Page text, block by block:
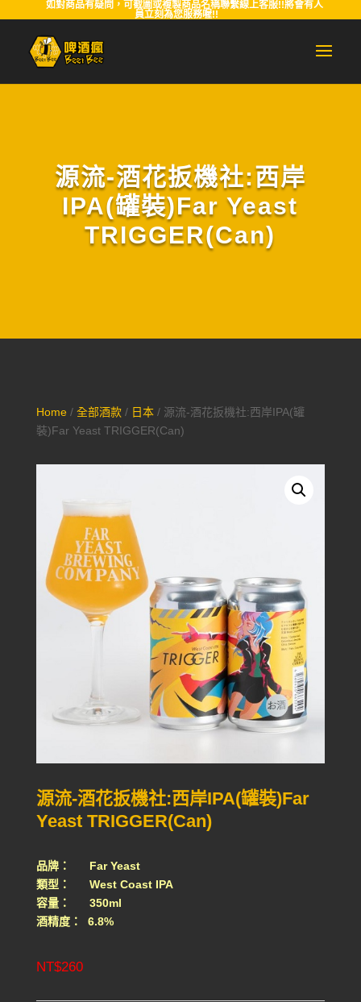
如對商品有疑問，可截圖或複製商品名稱聯繫線上客服!!將會有人
員立刻為您服務喔!!
源流-酒花扳機社:西岸
IPA(罐裝)Far Yeast
TRIGGER(Can)
Home/ 全部酒款/ 日本/ 源流-酒花扳機社:西岸IPA(罐
裝)Far Yeast TRIGGER(Can)
源流-酒花扳機社:西岸IPA(罐裝)Far
Yeast TRIGGER(Can)
品牌： Far Yeast
類型： West Coast IPA
容量： 350ml
酒精度： 6.8%
NT$260